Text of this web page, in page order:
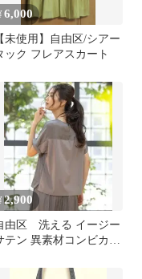
6,000
【未使用】自由区/シアー
ック フレアスカート
2,900
由区 洗える イージー
テン 異素材コンビカッ